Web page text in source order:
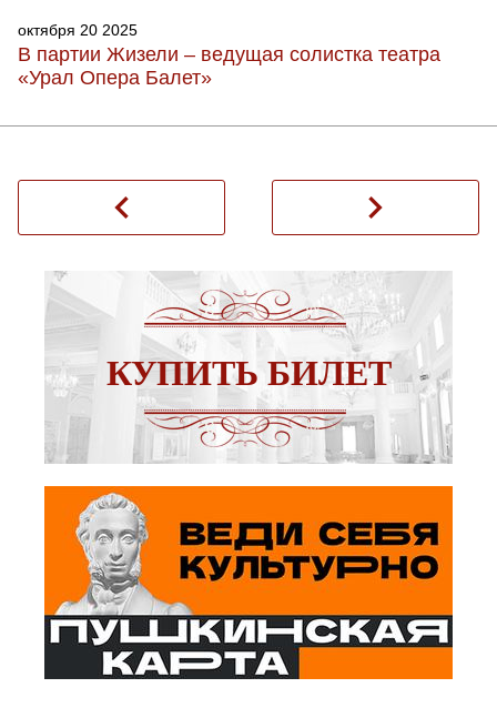
октября 20 2025
В партии Жизели – ведущая солистка театра
«Урал Опера Балет»
navigate_before navigate_next
КУПИТЬ БИЛЕТ